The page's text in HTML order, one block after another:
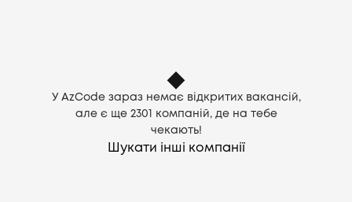
У AzCode зараз немає відкритих вакансій,
але є ще 2301
компаній, де на тебе
чекають!
Шукати інші компанії